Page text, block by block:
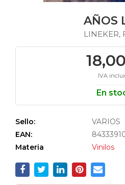
AÑOS
LINEKER,
IVA
En
Sello:
VARIOS
EAN:
Materia
Vinilos